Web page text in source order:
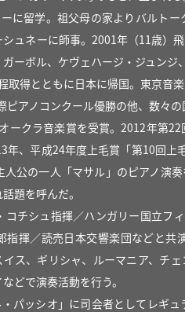
に留学。祖父母の家よりバルト
ュネーに師事。2001年（11歳）
ーボル、ケヴェハージ・ジュンジ
取得とともに日本に帰国。東京音
アノコンクール優勝の他、数々の
ークラ音楽賞を受賞。2012年第
年、平成24年度上毛賞「第10回
人公の一人「マサル」のピアノ演
題を呼んだ。
コチシュ指揮／ハンガリー国立フ
指揮／読売日本交響楽団などと
イス、ギリシャ、ルーマニア、チ
どで演奏活動を行う。
パッシオ」に司会者としてレギ